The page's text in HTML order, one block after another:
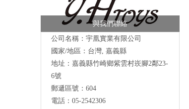
與我們聯絡
公司名稱：宇凰實業有限公司
國家/地區：台灣, 嘉義縣
地址： 嘉義縣竹崎鄉紫雲村崁腳2鄰23-
6號
郵遞區號：604
電話：05-2542306